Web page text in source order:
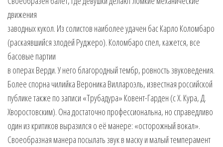
движения
заводных кукол. Из солистов наиболее удачен бас Карло Коломбаро
(раскаявшийся злодей Руджеро). Коломбаро спел, кажется, все
басовые партии
в операх Верди. У него благородный тембр, ровность звуковедения.
Более спорна чилийка Вероника Виллароэль, известная российской
публике также по записи «Трубадура» Ковент-Гарден (с Х. Кура, Д.
Хворостовским). Она достаточно профессиональна, но справедливо
один из критиков выразился о её манере: «осторожный вокал».
Своеобразная манера посылать звук в маску и малый темперамент